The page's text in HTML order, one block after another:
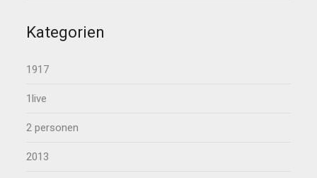
Kategorien
1917
1live
2 personen
2013